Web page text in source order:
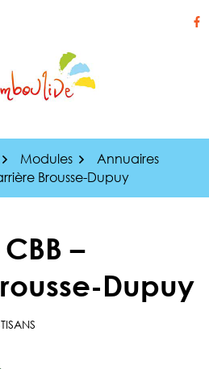
Modules
Annuaires
Brousse-Dupuy
–
Dupuy